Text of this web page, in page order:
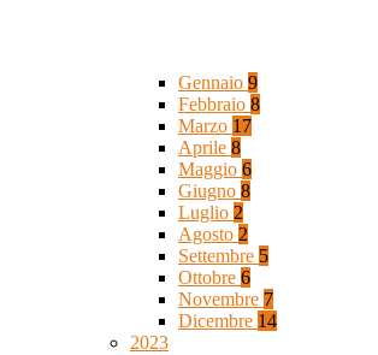
Gennaio 9
Febbraio 8
Marzo 17
Aprile 8
Maggio 6
Giugno 8
Luglio 2
Agosto 2
Settembre 5
Ottobre 6
Novembre 7
Dicembre 14
2023